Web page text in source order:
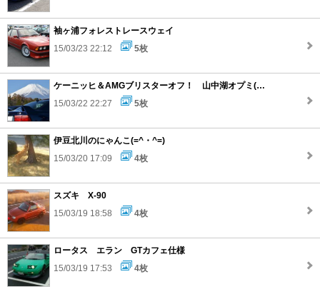
袖ヶ浦フォレストレースウェイ
15/03/23 22:12
5枚
ケーニッヒ＆AMGブリスターオフ！ 山中湖オプミ(^_-)
15/03/22 22:27
5枚
伊豆北川のにゃんこ(=^・^=)
15/03/20 17:09
4枚
スズキ X-90
15/03/19 18:58
4枚
ロータス エラン GTカフェ仕様
15/03/19 17:53
4枚